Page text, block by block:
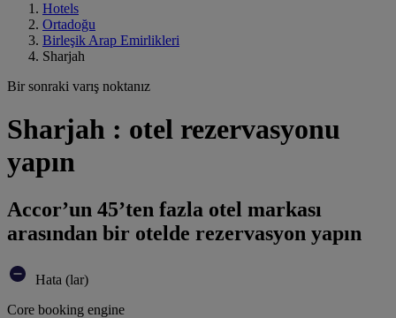
Hotels
Ortadoğu
Birleşik Arap Emirlikleri
Sharjah
Bir sonraki varış noktanız
Sharjah : otel rezervasyonu
yapın
Accor’un 45’ten fazla otel markası
arasından bir otelde rezervasyon yapın
Hata (lar)
Core booking engine